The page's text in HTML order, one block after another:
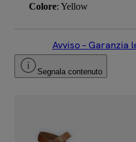
Colore: Yellow
Avviso – Garanzia
Segnala contenuto